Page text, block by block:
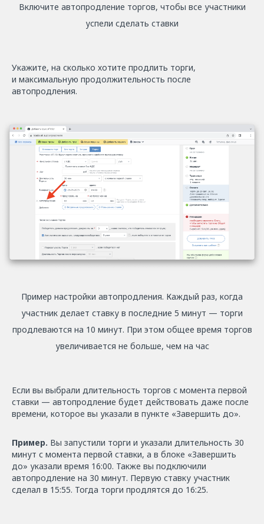
Включите автопродление торгов, чтобы все участники
успели сделать ставки
Укажите, на сколько хотите продлить торги,
и максимальную продолжительность после
автопродления.
Пример настройки автопродления. Каждый раз, когда
участник делает ставку в последние 5 минут — торги
продлеваются на 10 минут. При этом общее время торгов
увеличивается не больше, чем на час
Если вы выбрали длительность торгов с момента первой
ставки — автопродление будет действовать даже после
времени, которое вы указали в пункте «Завершить до».
Пример. Вы запустили торги и указали длительность 30
минут с момента первой ставки, а в блоке «Завершить
до» указали время 16:00. Также вы подключили
автопродление на 30 минут. Первую ставку участник
сделал в 15:55. Тогда торги продлятся до 16:25.